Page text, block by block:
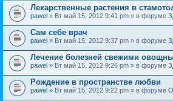
Лекарственные растения в
pawel » Вт май 15, 2012 9:41 pm » в форуме
Сам себе врач
pawel » Вт май 15, 2012 9:37 pm » в форуме
Лечение болезней свежими
pawel » Вт май 15, 2012 9:26 pm » в форуме
Рождение в пространстве любви
pawel » Вт май 15, 2012 9:22 pm » в форуме